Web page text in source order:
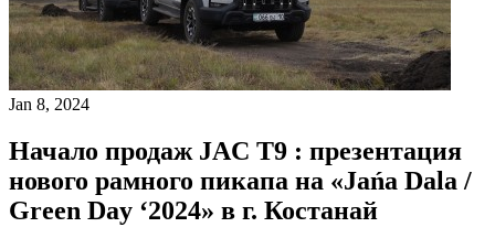
Jan 8, 2024
Начало продаж JAC T9 : презентация
нового рамного пикапа на «Jańa Dala /
Green Day ‘2024» в г. Костанай